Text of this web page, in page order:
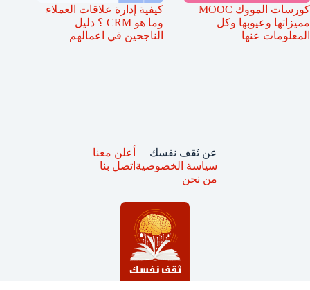
كورسات المووك MOOC
مميزاتها وعيوبها وكل
المعلومات عنها
كيفية إدارة علاقات العملاء
وما هو CRM ؟ دليل
الناجحين في اعمالهم
عن ثقف نفسك
سياسة الخصوصية
من نحن
أعلن معنا
اتصل بنا